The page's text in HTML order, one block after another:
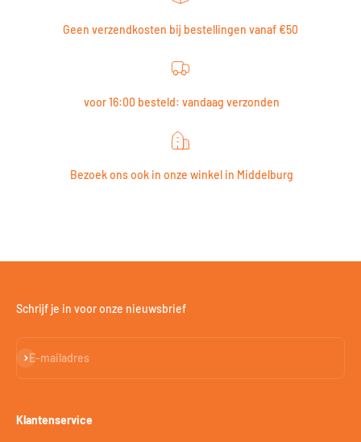
Geen verzendkosten bij bestellingen vanaf €50
voor 16:00 besteld: vandaag verzonden
Bezoek ons ook in onze winkel in Middelburg
Schrijf je in voor onze nieuwsbrief
E-mailadres
Abonneren
Klantenservice